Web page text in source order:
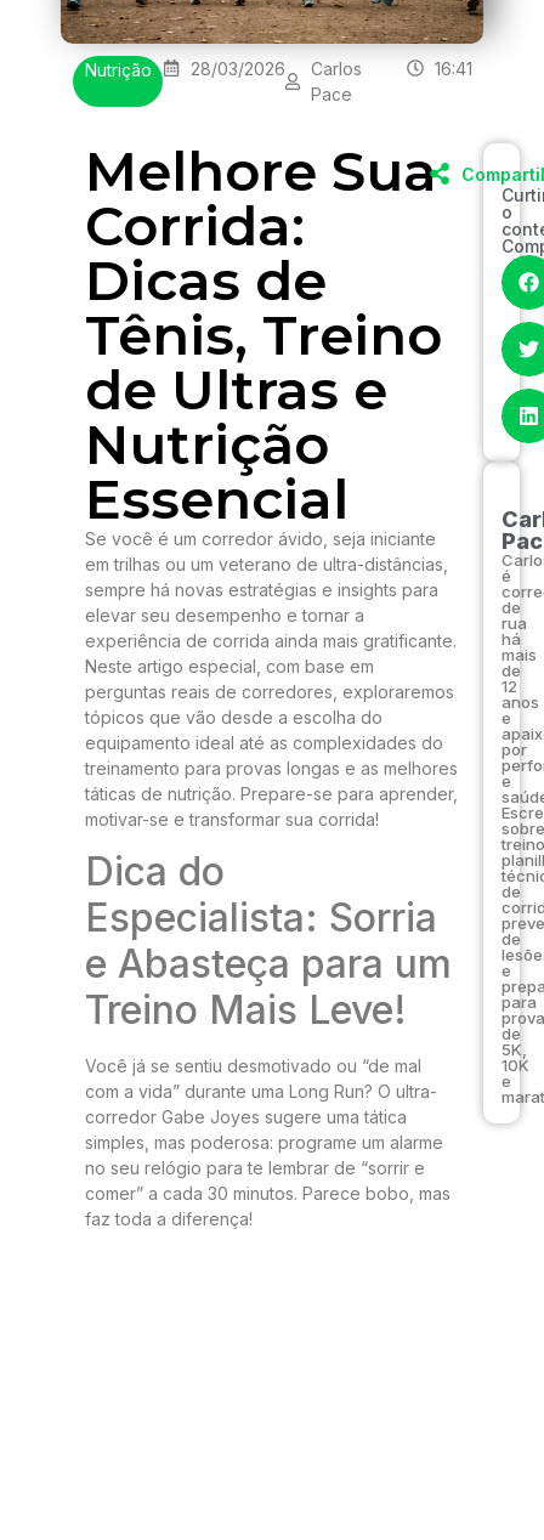
Nutrição 28/03/2026
Carlos
Pace
16:41
Melhore Sua
Corrida:
Dicas de
Tênis, Treino
de Ultras e
Nutrição
Essencial
Se você é um corredor ávido, seja iniciante
em trilhas ou um veterano de ultra-distâncias,
sempre há novas estratégias e insights para
elevar seu desempenho e tornar a
experiência de corrida ainda mais gratificante.
Neste artigo especial, com base em
perguntas reais de corredores, exploraremos
tópicos que vão desde a escolha do
equipamento ideal até as complexidades do
treinamento para provas longas e as melhores
táticas de nutrição. Prepare-se para aprender,
motivar-se e transformar sua corrida!
Dica do
Especialista: Sorria
e Abasteça para um
Treino Mais Leve!
Você já se sentiu desmotivado ou “de mal
com a vida” durante uma Long Run? O ultra-
corredor Gabe Joyes sugere uma tática
simples, mas poderosa: programe um alarme
no seu relógio para te lembrar de “sorrir e
comer” a cada 30 minutos. Parece bobo, mas
faz toda a diferença!
o
é
de
rua
há
mais
de
12
anos
e
por
e
sobre
de
de
e
para
de
5K,
10K
e